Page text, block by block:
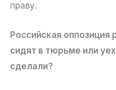
праву.
Российская
сидят в тюрьме или
сделали?